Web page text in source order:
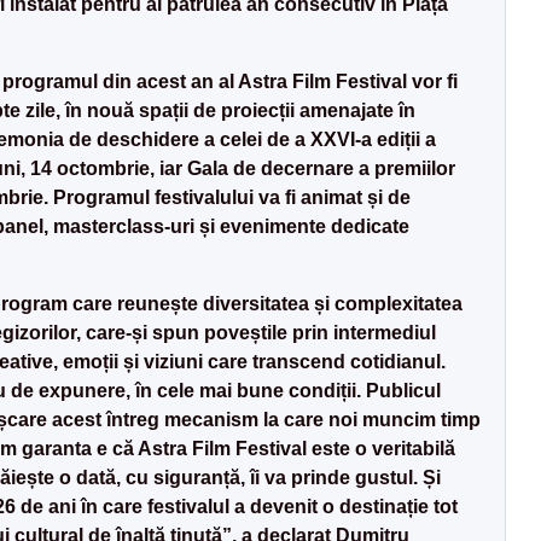
instalat pentru al patrulea an consecutiv în Piața
din acest an al Astra Film Festival vor fi
zile, în nouă spații de proiecții amenajate în
de deschidere a celei de a XXVI-a ediții a
14 octombrie, iar Gala de decernare a premiilor
Programul festivalului va fi animat și de
masterclass-uri și evenimente dedicate
care reunește diversitatea și complexitatea
care-și spun poveștile prin intermediul
emoții și viziuni care transcend cotidianul.
expunere, în cele mai bune condiții. Publicul
acest întreg mecanism la care noi muncim timp
garanta e că Astra Film Festival este o veritabilă
o dată, cu siguranță, îi va prinde gustul. Și
de ani în care festivalul a devenit o destinație tot
cultural de înaltă ținută”, a declarat Dumitru